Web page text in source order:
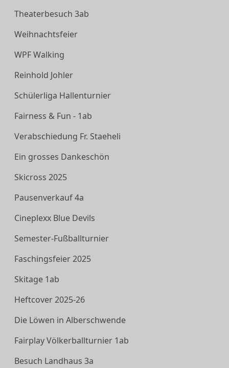
Theaterbesuch 3ab
Weihnachtsfeier
WPF Walking
Reinhold Johler
Schülerliga Hallenturnier
Fairness & Fun - 1ab
Verabschiedung Fr. Staeheli
Ein grosses Dankeschön
Skicross 2025
Pausenverkauf 4a
Cineplexx Blue Devils
Semester-Fußballturnier
Faschingsfeier 2025
Skitage 1ab
Heftcover 2025-26
Die Löwen in Alberschwende
Fairplay Völkerballturnier 1ab
Besuch Landhaus 3a